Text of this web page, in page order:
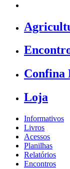
Confina
Loja
Informativos
Livros
Acessos
Planilhas
Relatórios
Encontros